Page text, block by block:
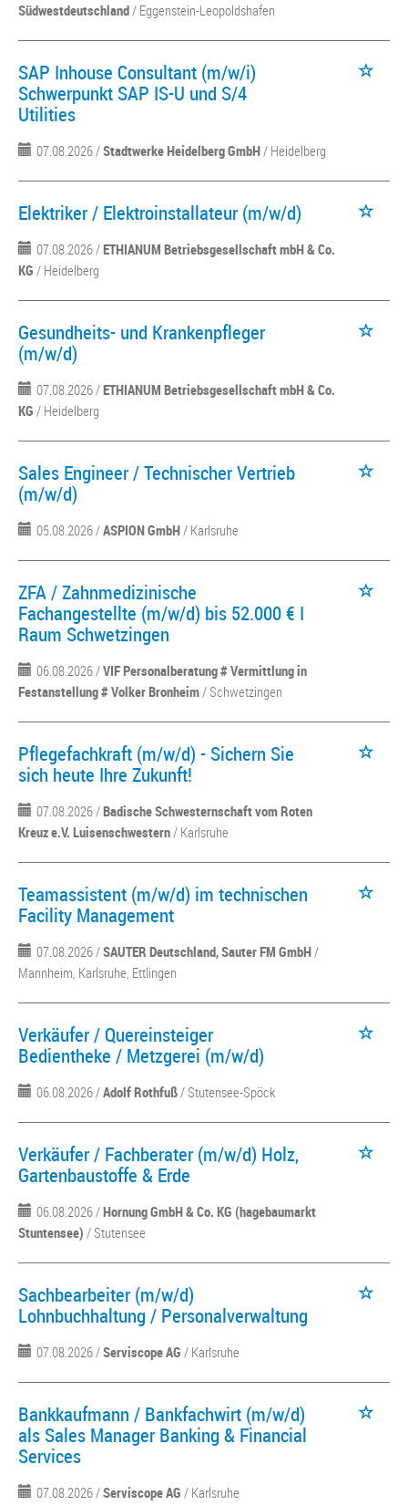
Südwestdeutschland/ Eggenstein-Leopoldshafen
SAP Inhouse Consultant (m/w/i)
Schwerpunkt SAP IS-U und S/4
Utilities
07.08.2026 /Stadtwerke Heidelberg GmbH/ Heidelberg
Elektriker / Elektroinstallateur (m/w/d)
07.08.2026 /ETHIANUM Betriebsgesellschaft mbH & Co.
KG / Heidelberg
Gesundheits- und Krankenpfleger
(m/w/d)
07.08.2026 /ETHIANUM Betriebsgesellschaft mbH & Co.
KG / Heidelberg
Sales Engineer / Technischer Vertrieb
(m/w/d)
05.08.2026 /ASPION GmbH/ Karlsruhe
ZFA / Zahnmedizinische
Fachangestellte (m/w/d) bis 52.000 € I
Raum Schwetzingen
06.08.2026 /VIF Personalberatung # Vermittlung in
Festanstellung # Volker Bronheim/ Schwetzingen
Pflegefachkraft (m/w/d) - Sichern Sie
sich heute Ihre Zukunft!
07.08.2026 /Badische Schwesternschaft vom Roten
Kreuz e.V. Luisenschwestern/ Karlsruhe
Teamassistent (m/w/d) im technischen
Facility Management
07.08.2026 /SAUTER Deutschland, Sauter FM GmbH/
Mannheim, Karlsruhe, Ettlingen
Verkäufer / Quereinsteiger
Bedientheke / Metzgerei (m/w/d)
06.08.2026 /Adolf Rothfuß/ Stutensee-Spöck
Verkäufer / Fachberater (m/w/d) Holz,
Gartenbaustoffe & Erde
06.08.2026 /Hornung GmbH & Co. KG (hagebaumarkt
Stuntensee) / Stutensee
Sachbearbeiter (m/w/d)
Lohnbuchhaltung / Personalverwaltung
07.08.2026 /Serviscope AG / Karlsruhe
Bankkaufmann / Bankfachwirt (m/w/d)
als Sales Manager Banking & Financial
Services
07.08.2026 /Serviscope AG / Karlsruhe